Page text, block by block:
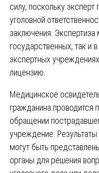
силу, поскольку
уголовной
заключения.
государственных, так и
экспертных
лицензию.
Медицинское
гражданина проводится
обращении
учреждение. Результаты
могут быть
органы для решения